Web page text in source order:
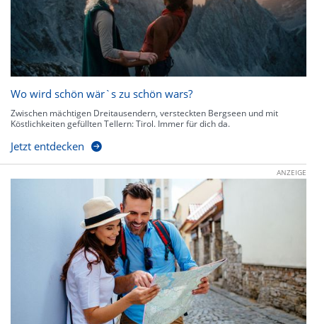
Wo wird schön wär`s zu schön wars?
Zwischen mächtigen Dreitausendern, versteckten Bergseen und mit
Köstlichkeiten gefüllten Tellern: Tirol. Immer für dich da.
Jetzt entdecken
ANZEIGE